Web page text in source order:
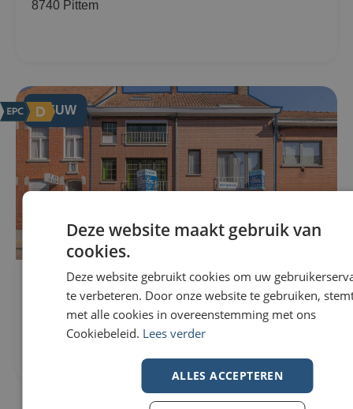
8740 Pittem
NIEUW
Woning Te koop in Wevelgem
€229.000
Nieuwstraat 82
296m²
307m²
3
Deze website maakt gebruik van
cookies.
Deze website gebruikt cookies om uw
te verbeteren. Door onze website te gebruiken,
met alle cookies in overeenstemming met ons
Cookiebeleid. Lees verder
ALLES ACCEPTEREN